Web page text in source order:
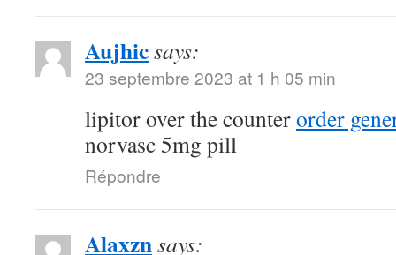
Aujhicsays:
23 septembre 2023 at 1 h 05 min
lipitor over the counterorder
norvasc 5mg pill
Répondre
Alaxznsays: